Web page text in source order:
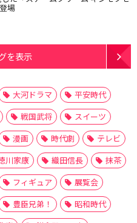
場
を表示
大河ドラマ
平安時代
戦国武将
スイーツ
漫画 時代劇
テレビ
川家康 織田信長
抹茶
フィギュア
展覧会
豊臣兄弟！
昭和時代